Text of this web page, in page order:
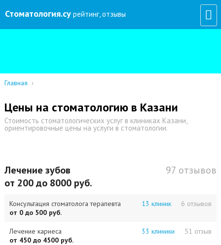
Стоматология.су рейтинг, отзывы
Главная ›
Цены на стоматологию в Казани
Стоимость стоматологических услуг в клиниках Казани,
ориентировочные цены на услуги в стоматологии.
Лечение зубов
97 отзывов
от 200 до 8000 руб.
Консультация стоматолога терапевта 6 отзывов
13 клиник
от 0 до 500 руб.
Лечение кариеса 51 отзыв
33 клиники
от 450 до 4500 руб.